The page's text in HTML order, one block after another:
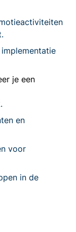
je een
en
voor
in de